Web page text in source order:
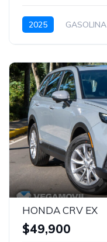
2025 GASOLINA
HONDA CRV EX
$49,900